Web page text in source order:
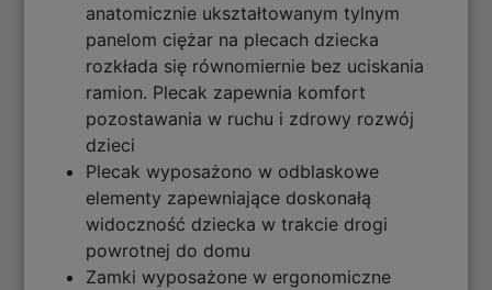
anatomicznie ukształtowanym tylnym
panelom ciężar na plecach dziecka
rozkłada się równomiernie bez uciskania
ramion. Plecak zapewnia komfort
pozostawania w ruchu i zdrowy rozwój
dzieci
Plecak wyposażono w odblaskowe
elementy zapewniające doskonałą
widoczność dziecka w trakcie drogi
powrotnej do domu
Zamki wyposażone w ergonomiczne